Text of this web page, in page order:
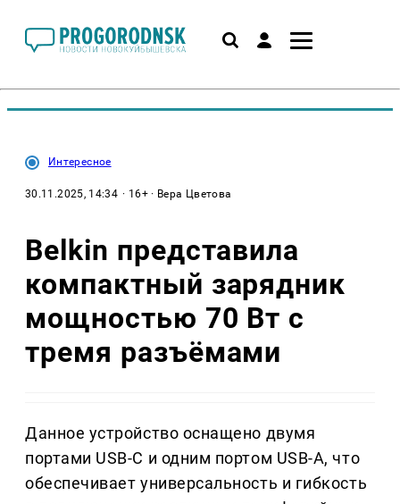
Интересное
30.11.2025, 14:34 · 16+ · Вера Цветова
Belkin представила
компактный зарядник
мощностью 70 Вт с
тремя разъёмами
Данное устройство оснащено двумя
портами USB-C и одним портом USB-A, что
обеспечивает универсальность и гибкость